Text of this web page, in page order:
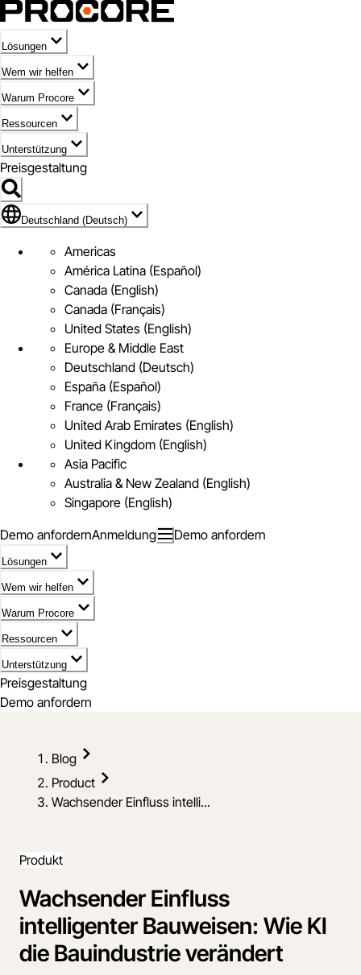
Lösungen
Wem wir helfen
Warum Procore
Ressourcen
Unterstützung
Preisgestaltung
Markieren des Symbols für Deutschland (Deutsch)
Deutschland (Deutsch)
Americas
América Latina (Español)
Canada (English)
Canada (Français)
United States (English)
Europe & Middle East
Deutschland (Deutsch)
España (Español)
France (Français)
United Arab Emirates (English)
United Kingdom (English)
Asia Pacific
Australia & New Zealand (English)
Singapore (English)
Demo anfordernAnmeldung Demo anfordern
Lösungen
Wem wir helfen
Warum Procore
Ressourcen
Unterstützung
Preisgestaltung
Demo anfordern
Blog
Product
Wachsender Einfluss intelli...
Produkt
Wachsender Einfluss
intelligenter Bauweisen: Wie KI
die Bauindustrie verändert